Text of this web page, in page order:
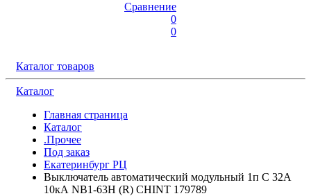
Сравнение
0
0
Каталог товаров
Каталог
Главная страница
Каталог
.Прочее
Под заказ
Екатеринбург РЦ
Выключатель автоматический модульный 1п C 32А
10кА NB1-63H (R) CHINT 179789